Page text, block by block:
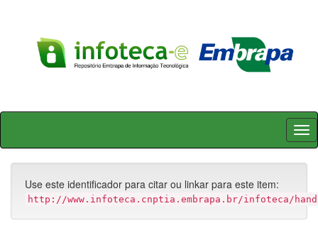
Skip
Use este identificador para citar ou linkar para este item:
http://www.infoteca.cnptia.embrapa.br/infoteca/